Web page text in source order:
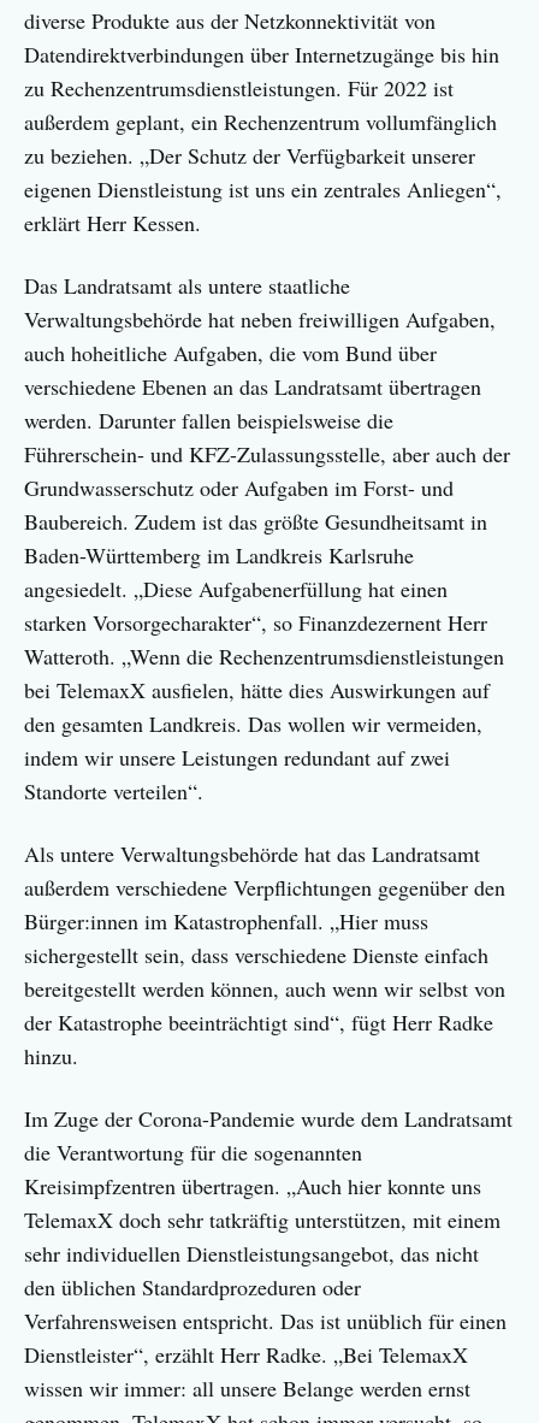
diverse Produkte aus der Netzkonnektivität von
Datendirektverbindungen über Internetzugänge bis hin
zu Rechenzentrumsdienstleistungen. Für 2022 ist
außerdem geplant, ein Rechenzentrum vollumfänglich
zu beziehen. „Der Schutz der Verfügbarkeit unserer
eigenen Dienstleistung ist uns ein zentrales Anliegen“,
erklärt Herr Kessen.
Das Landratsamt als untere staatliche
Verwaltungsbehörde hat neben freiwilligen Aufgaben,
auch hoheitliche Aufgaben, die vom Bund über
verschiedene Ebenen an das Landratsamt übertragen
werden. Darunter fallen beispielsweise die
Führerschein- und KFZ-Zulassungsstelle, aber auch der
Grundwasserschutz oder Aufgaben im Forst- und
Baubereich. Zudem ist das größte Gesundheitsamt in
Baden-Württemberg im Landkreis Karlsruhe
angesiedelt. „Diese Aufgabenerfüllung hat einen
starken Vorsorgecharakter“, so Finanzdezernent Herr
Watteroth. „Wenn die Rechenzentrumsdienstleistungen
bei TelemaxX ausfielen, hätte dies Auswirkungen auf
den gesamten Landkreis. Das wollen wir vermeiden,
indem wir unsere Leistungen redundant auf zwei
Standorte verteilen“.
Als untere Verwaltungsbehörde hat das Landratsamt
außerdem verschiedene Verpflichtungen gegenüber den
Bürger:innen im Katastrophenfall. „Hier muss
sichergestellt sein, dass verschiedene Dienste einfach
bereitgestellt werden können, auch wenn wir selbst von
der Katastrophe beeinträchtigt sind“, fügt Herr Radke
hinzu.
Im Zuge der Corona-Pandemie wurde dem Landratsamt
die Verantwortung für die sogenannten
Kreisimpfzentren übertragen. „Auch hier konnte uns
TelemaxX doch sehr tatkräftig unterstützen, mit einem
sehr individuellen Dienstleistungsangebot, das nicht
den üblichen Standardprozeduren oder
Verfahrensweisen entspricht. Das ist unüblich für einen
Dienstleister“, erzählt Herr Radke. „Bei TelemaxX
wissen wir immer: all unsere Belange werden ernst